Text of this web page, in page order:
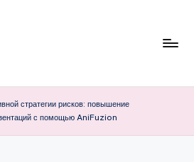
стратегии рисков: повышение
с помощью AniFuzion